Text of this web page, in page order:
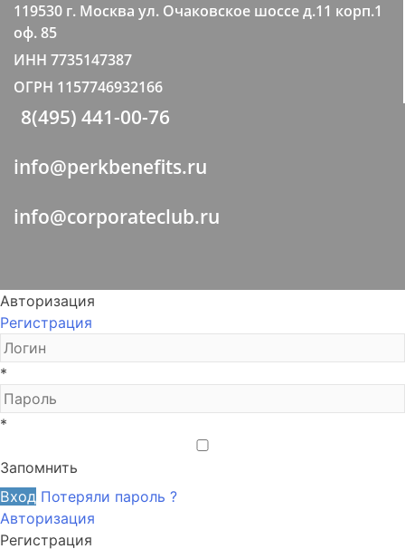
119530 г. Москва ул. Очаковское шоссе д.11 корп.1
оф. 85
ИНН 7735147387
ОГРН 1157746932166
8(495) 441-00-76
info@perkbenefits.ru
info@corporateclub.ru
Авторизация
Регистрация
*
*
Запомнить
Вход Потеряли пароль ?
Авторизация
Регистрация